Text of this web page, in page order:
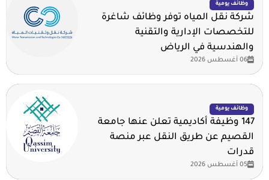
وظائف يومية
شركة نقل المياه توفر وظائف شاغرة
للتخصصات الإدارية والتقنية
والهندسية في الرياض
06 أغسطس 2026
وظائف يومية
147 وظيفة أكاديمية تعلن عنها جامعة
القصيم عن طريق النقل عبر منصة
قدرات
05 أغسطس 2026